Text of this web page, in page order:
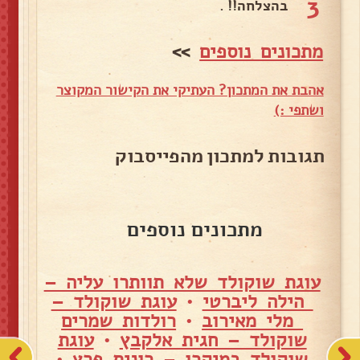
בהצלחה!! .
מתכונים נוספים >>
אהבת את המתכון? העתיקי את הקישור המקוצר
ושתפי :)
תגובות למתכון מהפייסבוק
מתכונים נוספים
עוגת שוקולד שלא תוותרו עליה –
הילה ליברטי •עוגת שוקולד –
מלי מאירוב • רולדות שמרים
שוקולד – חגית אלקבץ •עוגת